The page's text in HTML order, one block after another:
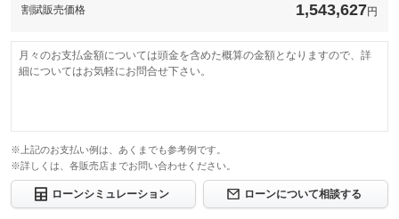
割賦販売価格 1,543,627円
月々のお支払金額については頭金を含めた概算の金額となりますので、詳
細についてはお気軽にお問合せ下さい。
※上記のお支払い例は、あくまでも参考例です。
※詳しくは、各販売店までお問い合わせください。
ローンシミュレーション ローンについて相談する